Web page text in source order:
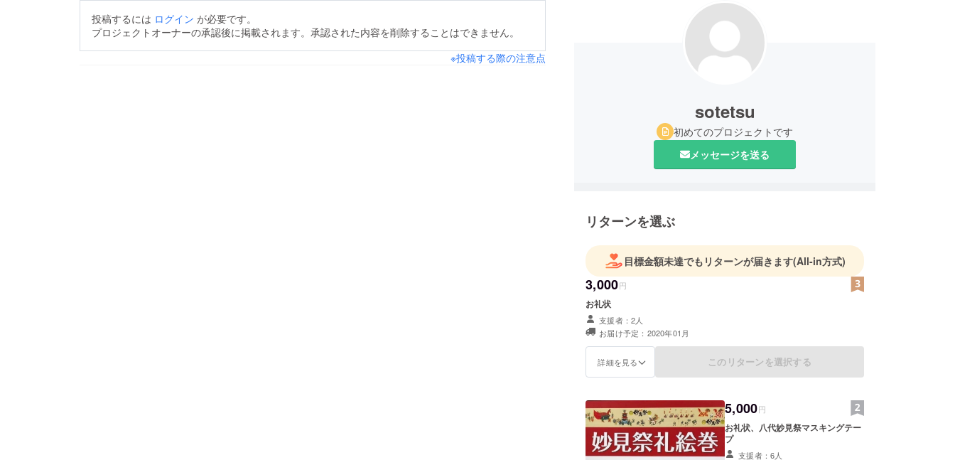
投稿するには ログイン が必要です。
プロジェクトオーナーの承認後に掲載されます。承認された内容を削除することはできません。
※投稿する際の注意点
sotetsu
初めてのプロジェクトです
メッセージを送る
リターンを選ぶ
目標金額未達でもリターンが届きます(All-in方式)
3,000円
お礼状
支援者：2人
お届け予定：2020年01月
詳細を見る このリターンを選択する
5,000円
お礼状、八代妙見祭マスキングテー
プ
支援者：6人